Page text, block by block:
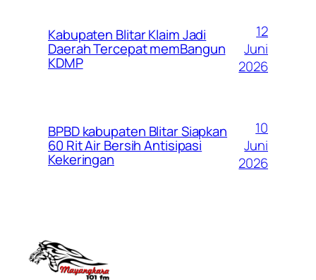
Kabupaten Blitar Klaim Jadi
Daerah Tercepat memBangun
KDMP
12
Juni
2026
BPBD kabupaten Blitar Siapkan
60 Rit Air Bersih Antisipasi
Kekeringan
10
Juni
2026